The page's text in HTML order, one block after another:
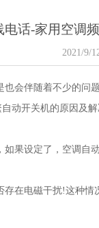
电话-家用空调
2021/9/
会伴随着不少的问
动开关机的原因及
果设定了，空调自
在电磁干扰!这种